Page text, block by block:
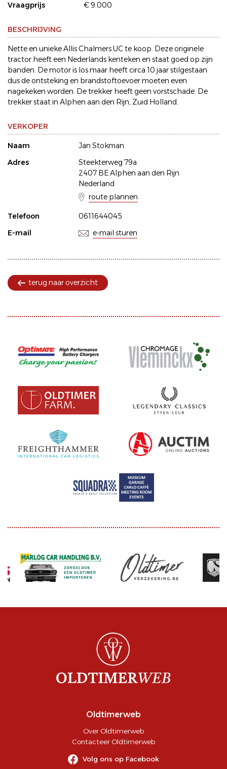
Vraagprijs
€ 9.000
BESCHRIJVING
Nette en unieke Allis Chalmers UC te koop. Deze originele
tractor heeft een Nederlands kenteken en staat goed op zijn
banden. De motor is los maar heeft circa 10 jaar stilgestaan
dus de ontsteking en brandstoftoevoer moeten even
nagekeken worden. De trekker heeft geen vorstschade. De
trekker staat in Alphen aan den Rijn, Zuid Holland.
VERKOPER
Naam
Jan Stokman
Adres
Steekterweg 79a
2407 BE Alphen aan den Rijn
Nederland
route plannen
Telefoon
0611644045
E-mail
e-mail sturen
terug naar overzicht
Oldtimerweb
Over Oldtimerweb
Contacteer Oldtimerweb
Volg ons op Facebook